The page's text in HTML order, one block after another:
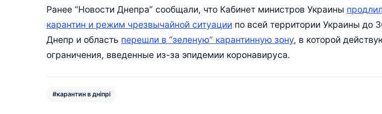
Ранее “Новости Днепра” сообщали, что Кабинет министров Украины
карантин и режим чрезвычайной ситуации по всей территории Украины до
Днепр и область перешли в “зеленую” карантинную зону, в которой
ограничения, введенные из-за эпидемии коронавируса.
#карантин в дніпрі